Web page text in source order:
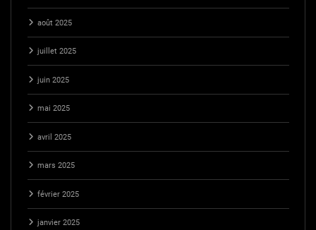
août 2025
juillet 2025
juin 2025
mai 2025
avril 2025
mars 2025
février 2025
janvier 2025